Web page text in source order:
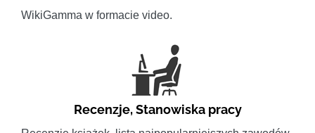
WikiGamma w formacie video.
Recenzje,Stanowiska pracy